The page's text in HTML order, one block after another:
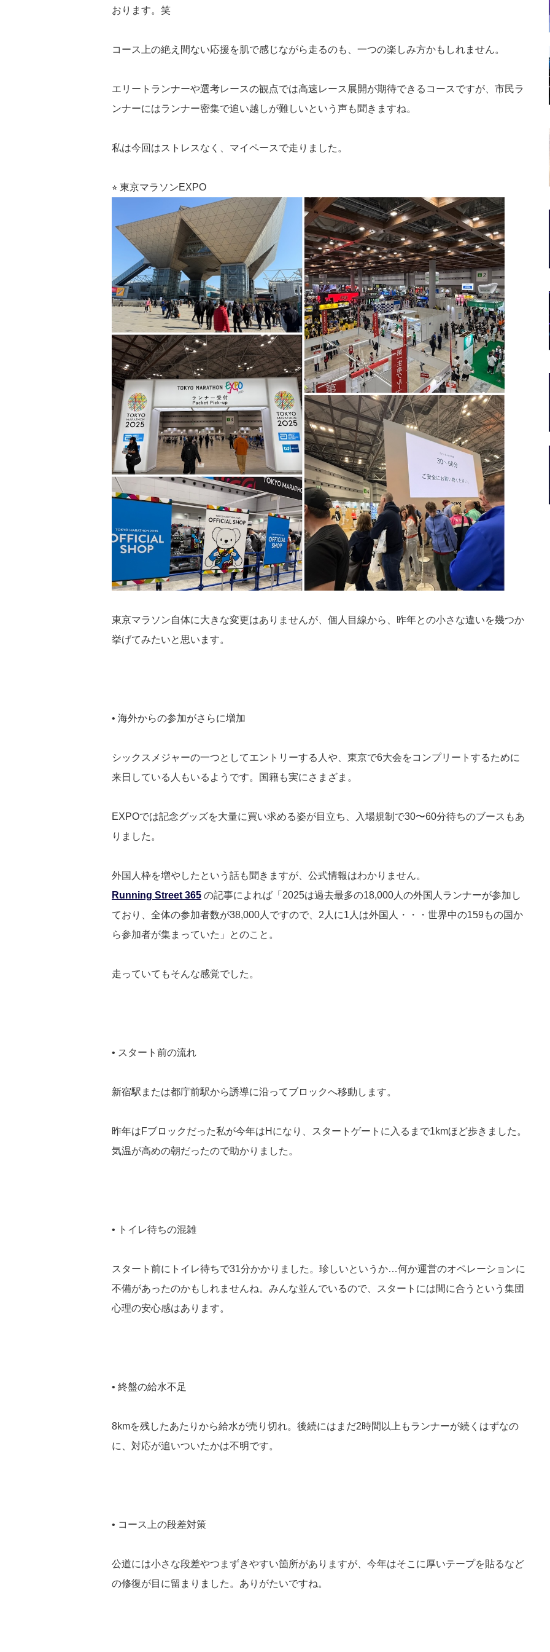
おります。笑
コース上の絶え間ない応援を肌で感じながら走るのも、一つの楽しみ方かもしれません。
エリートランナーや選考レースの観点では高速レース展開が期待できるコースですが、市民ラ
ンナーにはランナー密集で追い越しが難しいという声も聞きますね。
私は今回はストレスなく、マイペースで走りました。
⭐︎ 東京マラソンEXPO
東京マラソン自体に大きな変更はありませんが、個人目線から、昨年との小さな違いを幾つか
挙げてみたいと思います。
• 海外からの参加がさらに増加
シックスメジャーの一つとしてエントリーする人や、東京で6大会をコンプリートするために
来日している人もいるようです。国籍も実にさまざま。
EXPOでは記念グッズを大量に買い求める姿が目立ち、入場規制で30〜60分待ちのブースもあ
りました。
外国人枠を増やしたという話も聞きますが、公式情報はわかりません。
Running Street 365 の記事によれば「2025は過去最多の18,000人の外国人ランナーが参加し
ており、全体の参加者数が38,000人ですので、2人に1人は外国人・・・世界中の159もの国か
ら参加者が集まっていた」とのこと。
走っていてもそんな感覚でした。
• スタート前の流れ
新宿駅または都庁前駅から誘導に沿ってブロックへ移動します。
昨年はFブロックだった私が今年はHになり、スタートゲートに入るまで1kmほど歩きました。
気温が高めの朝だったので助かりました。
• トイレ待ちの混雑
スタート前にトイレ待ちで31分かかりました。珍しいというか…何か運営のオペレーションに
不備があったのかもしれませんね。みんな並んでいるので、スタートには間に合うという集団
心理の安心感はあります。
• 終盤の給水不足
8kmを残したあたりから給水が売り切れ。後続にはまだ2時間以上もランナーが続くはずなの
に、対応が追いついたかは不明です。
• コース上の段差対策
公道には小さな段差やつまずきやすい箇所がありますが、今年はそこに厚いテープを貼るなど
の修復が目に留まりました。ありがたいですね。